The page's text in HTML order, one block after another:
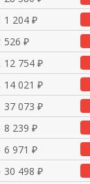
S
1 204 ₽
S
526 ₽
12 754 ₽
14 021 ₽
37 073 ₽
8 239 ₽
6 971 ₽
30 498 ₽